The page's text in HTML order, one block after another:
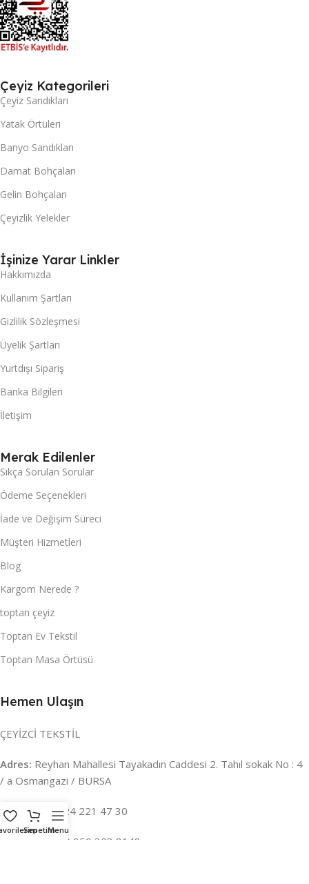
Çeyiz Kategorileri
Çeyiz Sandıkları
Yatak Örtüleri
Banyo Sandıkları
Damat Bohçaları
Gelin Bohçaları
Çeyizlik Yelekler
İşinize Yarar Linkler
Hakkımızda
Kullanım Şartları
Gizlilik Sözleşmesi
Üyelik Şartları
Yurtdışı Sipariş
Banka Bilgileri
İletişim
Merak Edilenler
Sıkça Sorulan Sorular
Ödeme Seçenekleri
İade ve Değişim Süreci
Müşteri Hizmetleri
Blog
Kargom Nerede ?
toptan çeyiz
Toptan Ev Tekstil
Toptan Masa Örtüsü
Hemen Ulaşın
ÇEYİZCİ TEKSTİL
Adres: Reyhan Mahallesi Tayakadın Caddesi 2. Tahıl sokak No : 4
/ a Osmangazi / BURSA
İLETİŞİM : 0224 221 47 30
0 850 303 8148
SepetimMenu